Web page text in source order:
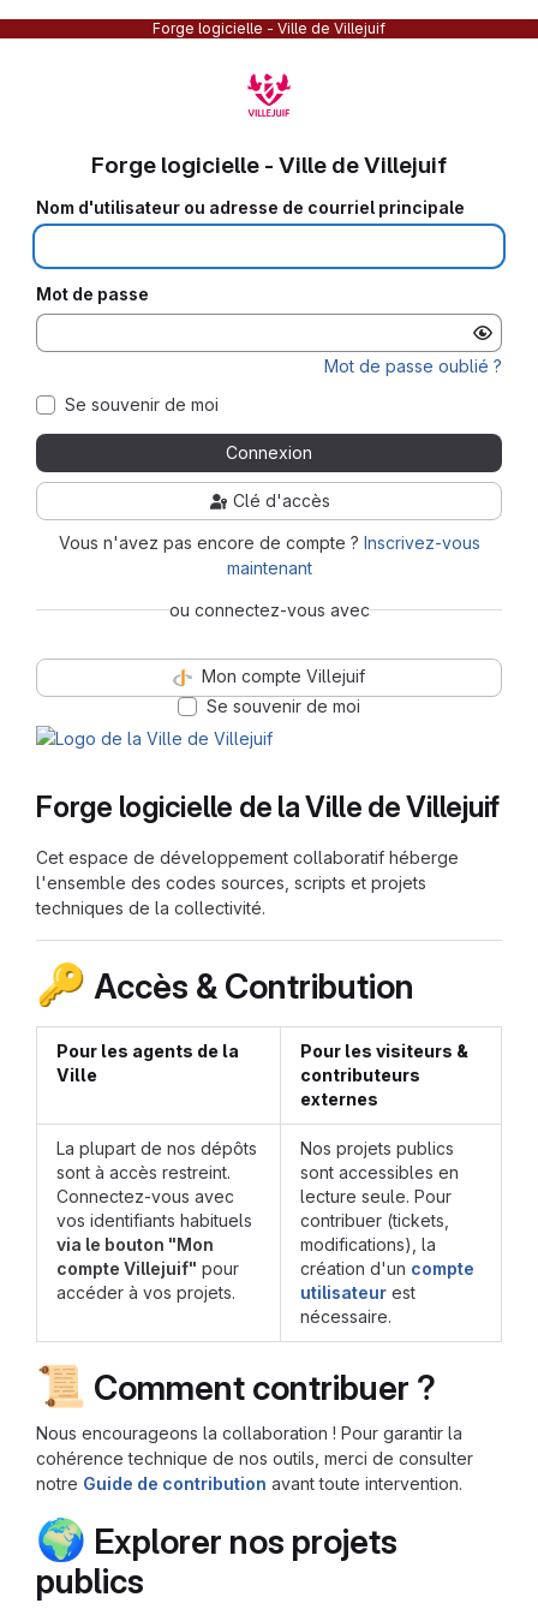
Forge logicielle - Ville de Villejuif
Forge logicielle de la Ville de Villejuif
Cet espace de développement collaboratif héberge
l'ensemble des codes sources, scripts et projets
techniques de la collectivité.
🔑 Accès & Contribution
Pour les agents de la
Ville
Pour les visiteurs &
contributeurs
externes
La plupart de nos dépôts
sont à accès restreint.
Connectez-vous avec
vos identifiants habituels
via le bouton "Mon
compte Villejuif" pour
accéder à vos projets.
Nos projets publics
sont accessibles en
lecture seule. Pour
contribuer (tickets,
modifications), la
création d'un compte
utilisateur est
nécessaire.
📜 Comment contribuer ?
Nous encourageons la collaboration ! Pour garantir la
cohérence technique de nos outils, merci de consulter
notre Guide de contribution avant toute intervention.
🌍 Explorer nos projets
publics
Forge logicielle - Ville de Villejuif
Nom d'utilisateur ou adresse de courriel principale
Mot de passe
Mot de passe oublié ?
Se souvenir de moi
Connexion
Clé d'accès
Vous n'avez pas encore de compte ? Inscrivez-vous
maintenant
ou connectez-vous avec
Mon compte Villejuif
Se souvenir de moi